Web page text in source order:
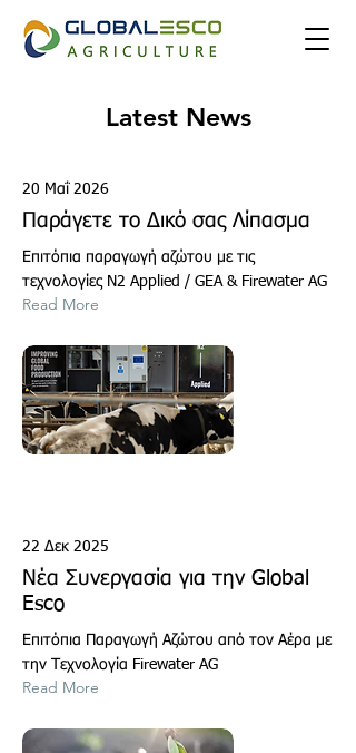
Latest News
20 Μαΐ 2026
Παράγετε το Δικό σας Λίπασμα
Επιτόπια παραγωγή αζώτου με τις
τεχνολογίες N2 Applied / GEA & Firewater AG
Read More
22 Δεκ 2025
Νέα Συνεργασία για την Global
Esco
Επιτόπια Παραγωγή Αζώτου από τον Αέρα με
την Τεχνολογία Firewater AG
Read More